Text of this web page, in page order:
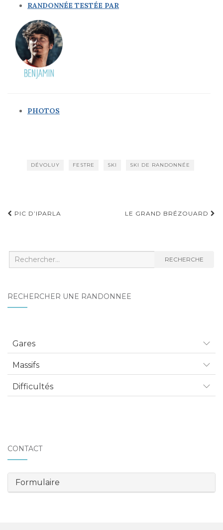
RANDONNÉE TESTÉE PAR
PHOTOS
DÉVOLUY FESTRE SKI SKI DE RANDONNÉE
Navigation
PIC D’IPARLA LE GRAND BRÉZOUARD
Recherche
RECHERCHE
RECHERCHER UNE RANDONNÉE
Gares
Massifs
Difficultés
CONTACT
Formulaire